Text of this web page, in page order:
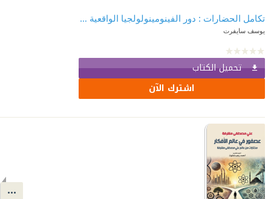
تكامل الحضارات : دور الفينومينولولجيا الواقعية في حوار الديانات والحضارات
يوسف سايفرت
تحميل الكتاب
اشترك الآن